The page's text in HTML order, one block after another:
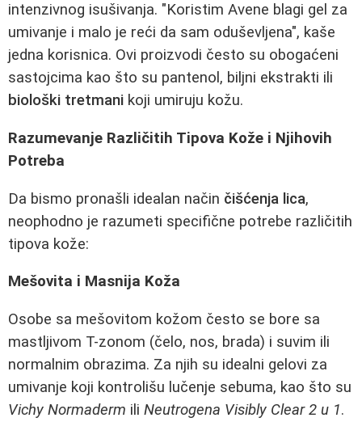
intenzivnog isušivanja. "Koristim Avene blagi gel za
umivanje i malo je reći da sam oduševljena", kaše
jedna korisnica. Ovi proizvodi često su obogaćeni
sastojcima kao što su pantenol, biljni ekstrakti ili
biološki tretmani koji umiruju kožu.
Razumevanje Različitih Tipova Kože i Njihovih
Potreba
Da bismo pronašli idealan način čišćenja lica,
neophodno je razumeti specifične potrebe različitih
tipova kože:
Mešovita i Masnija Koža
Osobe sa mešovitom kožom često se bore sa
mastljivom T-zonom (čelo, nos, brada) i suvim ili
normalnim obrazima. Za njih su idealni gelovi za
umivanje koji kontrolišu lučenje sebuma, kao što su
Vichy Normaderm ili Neutrogena Visibly Clear 2 u 1.